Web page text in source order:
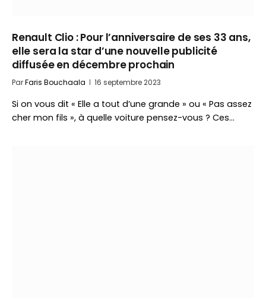
Renault Clio : Pour l’anniversaire de ses 33 ans,
elle sera la star d’une nouvelle publicité
diffusée en décembre prochain
ParFaris Bouchaala 16 septembre 2023
Si on vous dit « Elle a tout d’une grande » ou « Pas assez
cher mon fils », à quelle voiture pensez-vous ? Ces…